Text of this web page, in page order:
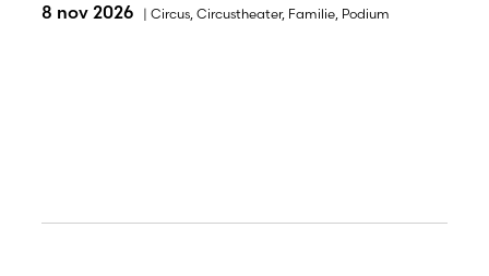
8 nov 2026 | Circus, Circustheater, Familie, Podium